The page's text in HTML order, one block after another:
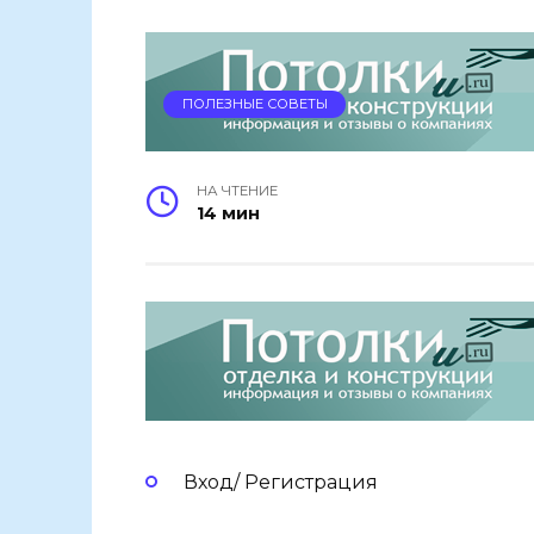
ПОЛЕЗНЫЕ СОВЕТЫ
НА ЧТЕНИЕ
14 мин
Вход/ Регистрация